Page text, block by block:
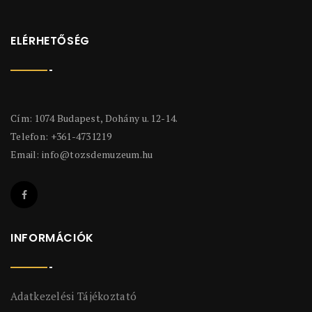
ELÉRHETŐSÉG
Cím: 1074 Budapest, Dohány u. 12-14.
Telefon: +361-4731219
Email: info@tozsdemuzeum.hu
INFORMÁCIÓK
Adatkezelési Tájékoztató